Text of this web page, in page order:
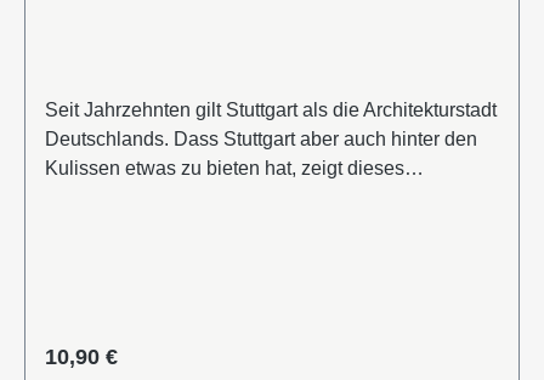
Seit Jahrzehnten gilt Stuttgart als die Architekturstadt
Deutschlands. Dass Stuttgart aber auch hinter den
Kulissen etwas zu bieten hat, zeigt dieses
architektonischen und innenarchitektonischen
Regulärer Preis:
10,90 €